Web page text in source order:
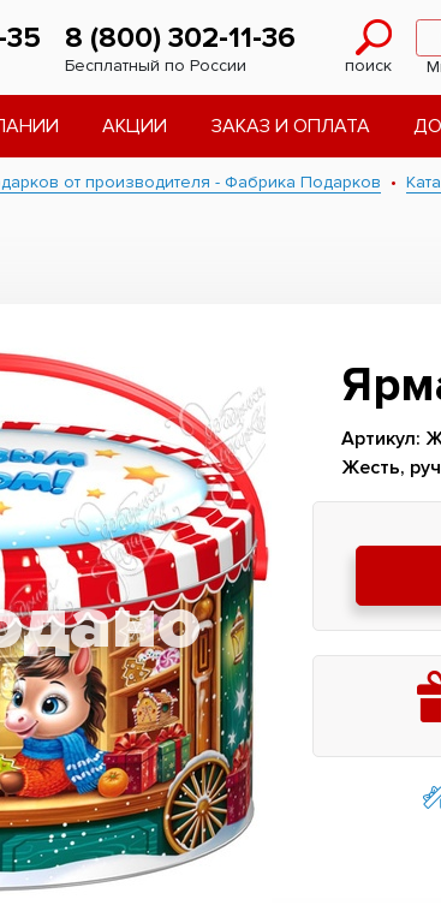
35 8 (800) 302-11-36
Бесплатный по России поиск
АКЦИИ ЗАКАЗ И ОПЛАТА
от производителя - Фабрика Подарков
Артикул:
Жесть,